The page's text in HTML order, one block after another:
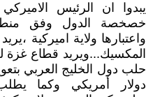
يبدوا ان الرئيس
خصخصة الدول وفق
واعتبارها ولاية اميركية
المكسيك...ويريد قطاع
حلب دول الخليج العربي
دولار أمريكي وكما